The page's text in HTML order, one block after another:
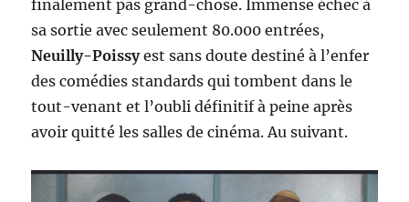
finalement pas grand-chose. Immense échec à
sa sortie avec seulement 80.000 entrées,
Neuilly-Poissyest sans doute destiné à l’enfer
des comédies standards qui tombent dans le
tout-venant et l’oubli définitif à peine après
avoir quitté les salles de cinéma. Au suivant.